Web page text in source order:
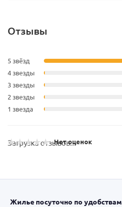
Отзывы
5 звёзд
4 звезды
3 звезды
2 звезды
1 звезда
Нет оценок
Загрузка отзывов...
Жилье посуточно по удобствам